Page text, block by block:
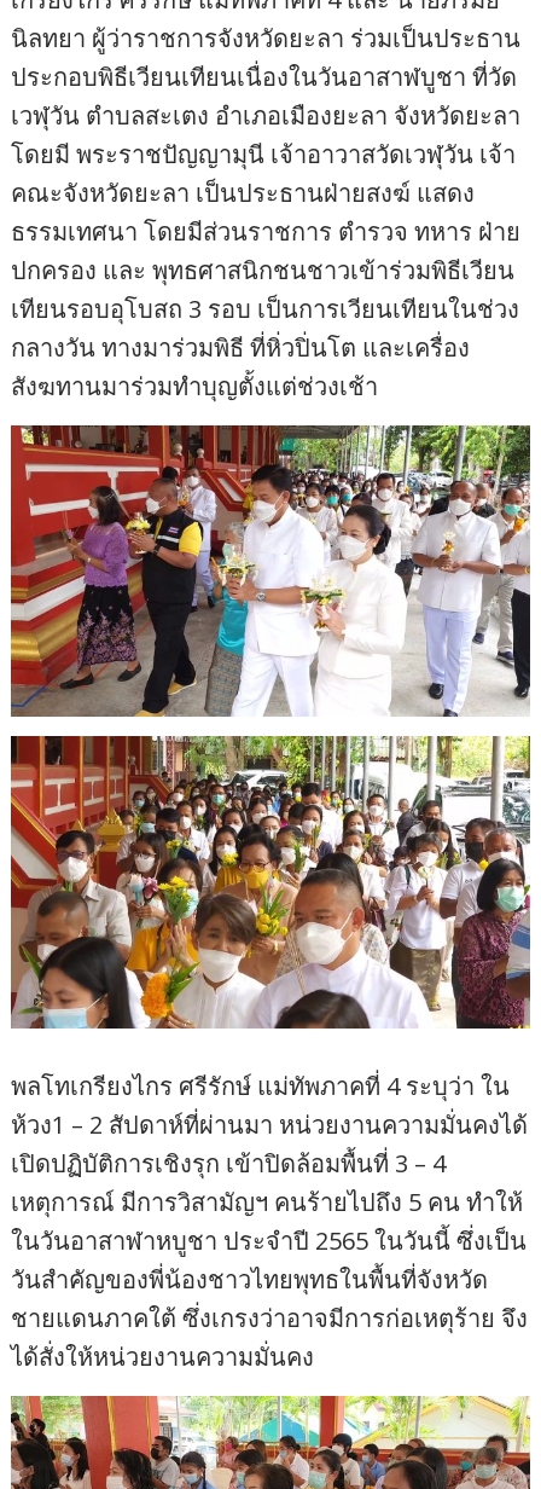
นิลทยา ผู้ว่าราชการจังหวัดยะลา ร่วมเป็นประธาน
ประกอบพิธีเวียนเทียนเนื่องในวันอาสาฬบูชา ที่วัด
เวฬุวัน ตำบลสะเตง อำเภอเมืองยะลา จังหวัดยะลา
โดยมี พระราชปัญญามุนี เจ้าอาวาสวัดเวฬุวัน เจ้า
คณะจังหวัดยะลา เป็นประธานฝ่ายสงฆ์ แสดง
ธรรมเทศนา โดยมีส่วนราชการ ตำรวจ ทหาร ฝ่าย
ปกครอง และ พุทธศาสนิกชนชาวเข้าร่วมพิธีเวียน
เทียนรอบอุโบสถ 3 รอบ เป็นการเวียนเทียนในช่วง
กลางวัน ทางมาร่วมพิธี ที่หิ่วปิ่นโต และเครื่อง
สังฆทานมาร่วมทำบุญตั้งแต่ช่วงเช้า
พลโทเกรียงไกร ศรีรักษ์ แม่ทัพภาคที่ 4 ระบุว่า ใน
ห้วง1 – 2 สัปดาห์ที่ผ่านมา หน่วยงานความมั่นคงได้
เปิดปฏิบัติการเชิงรุก เข้าปิดล้อมพื้นที่ 3 – 4
เหตุการณ์ มีการวิสามัญฯ คนร้ายไปถึง 5 คน ทำให้
ในวันอาสาฬาหบูชา ประจำปี 2565 ในวันนี้ ซึ่งเป็น
วันสำคัญของพี่น้องชาวไทยพุทธในพื้นที่จังหวัด
ชายแดนภาคใต้ ซึ่งเกรงว่าอาจมีการก่อเหตุร้าย จึง
ได้สั่งให้หน่วยงานความมั่นคง